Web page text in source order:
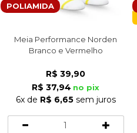
POLIAMIDA
Meia Performance Norden
Branco e Vermelho
R$ 39,90
R$ 37,94 no pix
6xde R$ 6,65sem juros